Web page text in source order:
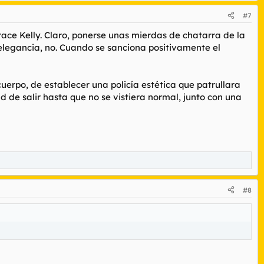
#7
Kelly. Claro, ponerse unas mierdas de chatarra de la
no. Cuando se sanciona positivamente el
de establecer una policía estética que patrullara
de salir hasta que no se vistiera normal, junto con una
#8